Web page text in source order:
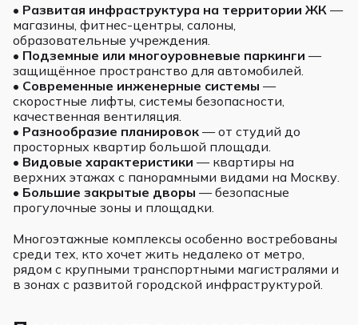
• Развитая инфраструктура на территории ЖК —
магазины, фитнес-центры, салоны,
образовательные учреждения.
• Подземные или многоуровневые паркинги —
защищённое пространство для автомобилей.
• Современные инженерные системы —
скоростные лифты, системы безопасности,
качественная вентиляция.
• Разнообразие планировок — от студий до
просторных квартир большой площади.
• Видовые характеристики — квартиры на
верхних этажах с панорамными видами на Москву.
• Большие закрытые дворы — безопасные
прогулочные зоны и площадки.
Многоэтажные комплексы особенно востребованы
среди тех, кто хочет жить недалеко от метро,
рядом с крупными транспортными магистралями и
в зонах с развитой городской инфраструктурой.